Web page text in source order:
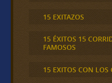
15 EXITAZOS
15 ÉXITOS 15
FAMOSOS
15 EXITOS CON LOS